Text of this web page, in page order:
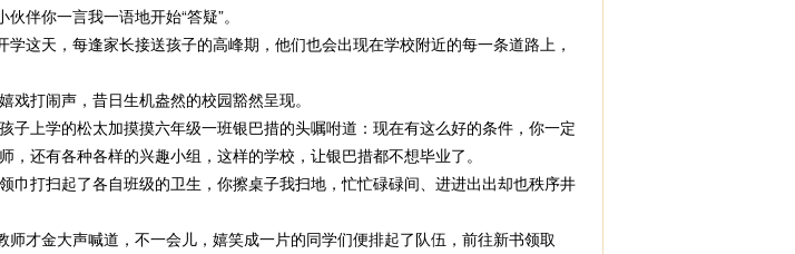
伴你一言我一语地开始“答疑”。
天，每逢家长接送孩子的高峰期，他们也会出现在学校附近的每一条道路上，
打闹声，昔日生机盎然的校园豁然呈现。
上学的松太加摸摸六年级一班银巴措的头嘱咐道：现在有这么好的条件，你一定
还有各种各样的兴趣小组，这样的学校，让银巴措都不想毕业了。
打扫起了各自班级的卫生，你擦桌子我扫地，忙忙碌碌间、进进出出却也秩序井
才金大声喊道，不一会儿，嬉笑成一片的同学们便排起了队伍，前往新书领取